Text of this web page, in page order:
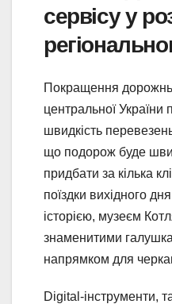
сервісу у
Покращення
центральної
швидкість
що подорож буде
придбати за кілька
поїздки вихідного
історією, музеєм
знаменитими
напрямком для
Digital-інструменти,